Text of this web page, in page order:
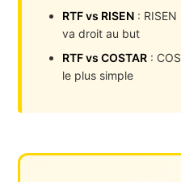
RTF vs RISEN :
va droit au but
RTF vs COSTAR :
le plus simple